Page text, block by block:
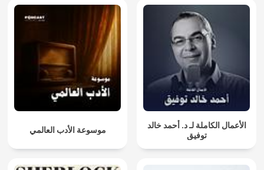
موسوعة الأدب العالمي
الأعمال الكاملة لـ د. أحمد خالد
توفيق